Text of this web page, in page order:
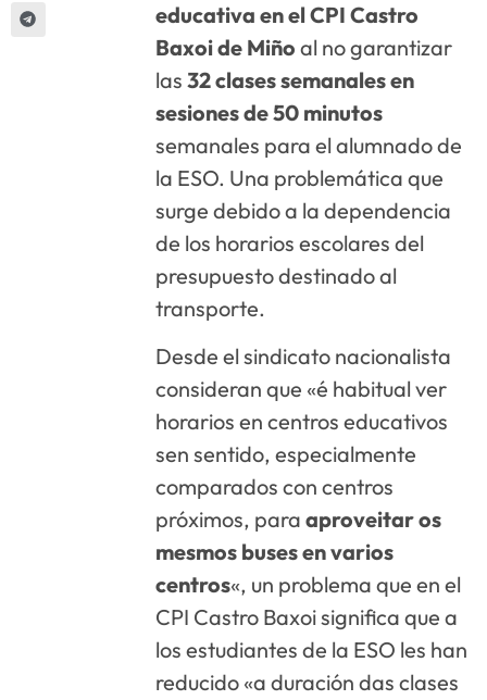
educativa en el CPI Castro
Baxoi de Miño al no garantizar
las32 clases semanales en
sesiones de 50 minutos
semanales para el alumnado de
la ESO. Una problemática que
surge debido a la dependencia
de los horarios escolares del
presupuesto destinado al
transporte.
Desde el sindicato nacionalista
consideran que «é habitual ver
horarios en centros educativos
sen sentido, especialmente
comparados con centros
próximos, para aproveitar os
mesmos buses en varios
centros«, un problema que en el
CPI Castro Baxoi significa que a
los estudiantes de la ESO les han
reducido «a duración das clases